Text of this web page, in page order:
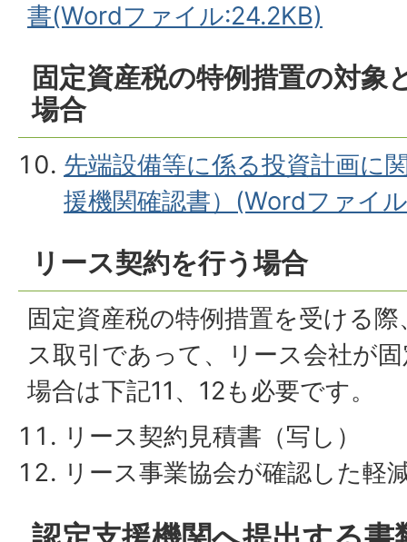
書(Wordファイル:24.2KB)
固定資産税の特例措置の対象
場合
先端設備等に係る投資計画に
援機関確認書）(Wordファイ
リース契約を行う場合
固定資産税の特例措置を受ける
ス取引であって、リース会社が
場合は下記11、12も必要です。
リース契約見積書（写し）
リース事業協会が確認した軽